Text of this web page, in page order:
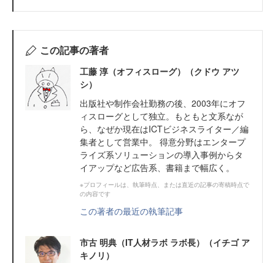
この記事の著者
工藤 淳（オフィスローグ）（クドウ アツ
シ）
出版社や制作会社勤務の後、2003年にオフ
ィスローグとして独立。もともと文系なが
ら、なぜか現在はICTビジネスライター／編
集者として営業中。 得意分野はエンタープ
ライズ系ソリューションの導入事例からタ
イアップなど広告系、書籍まで幅広く。
※プロフィールは、執筆時点、または直近の記事の寄稿時点で
の内容です
この著者の最近の執筆記事
市古 明典（IT人材ラボ ラボ長）（イチゴ ア
キノリ）